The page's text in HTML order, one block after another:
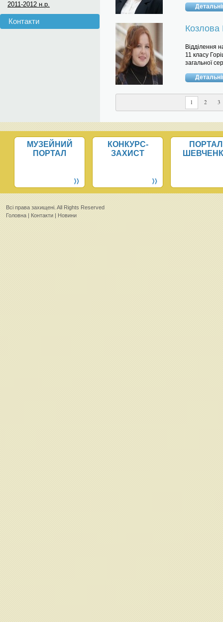
2011-2012 н.р.
Контакти
Козлова
Відділення
11 класу
загальної
1 2 3
МУЗЕЙНИЙ
ПОРТАЛ
КОНКУРС-
ЗАХИСТ
ПОРТАЛ
Всi права захищенi. All Rights Reserved
Головна | Контакти | Новини